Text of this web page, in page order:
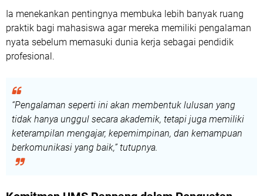
Ia menekankan pentingnya membuka lebih banyak ruang
praktik bagi mahasiswa agar mereka memiliki pengalaman
nyata sebelum memasuki dunia kerja sebagai pendidik
profesional.
“Pengalaman seperti ini akan membentuk lulusan yang
tidak hanya unggul secara akademik, tetapi juga memiliki
keterampilan mengajar, kepemimpinan, dan kemampuan
berkomunikasi yang baik,” tutupnya.